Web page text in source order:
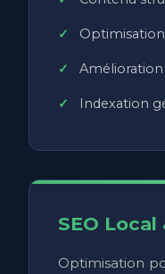
Amélioration
Indexation
SEO
Optimisation